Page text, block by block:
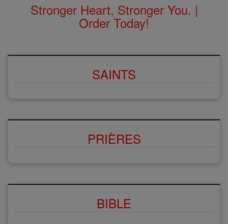
Stronger Heart, Stronger You. |
Order Today!
SAINTS
PRIÈRES
BIBLE